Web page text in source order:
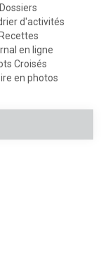
Dossiers
d'activités
Recettes
en ligne
Croisés
en photos